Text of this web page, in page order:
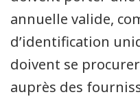
annuelle valide,
d’identification
doivent se
auprès des